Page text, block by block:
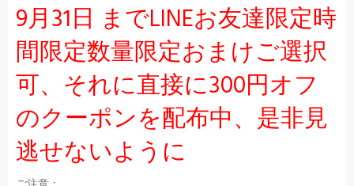
9月31日 までLINEお友達限定時
間限定数量限定おまけご選択
可、それに直接に300円オフ
のクーポンを配布中、是非見
逃せないように